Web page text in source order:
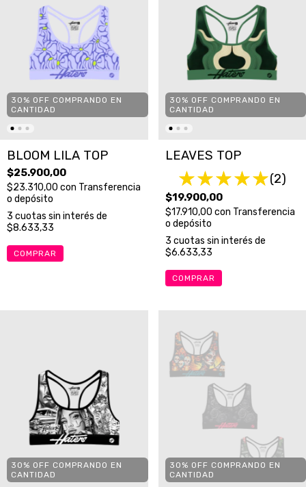
30% OFF COMPRANDO EN
CANTIDAD
BLOOM LILA TOP
$25.900,00
$23.310,00 con Transferencia
o depósito
3 cuotas sin interés de
$8.633,33
COMPRAR
30% OFF COMPRANDO EN
CANTIDAD
LEAVES TOP
(2)
$19.900,00
$17.910,00 con Transferencia
o depósito
3 cuotas sin interés de
$6.633,33
COMPRAR
30% OFF COMPRANDO EN
CANTIDAD
30% OFF COMPRANDO EN
CANTIDAD